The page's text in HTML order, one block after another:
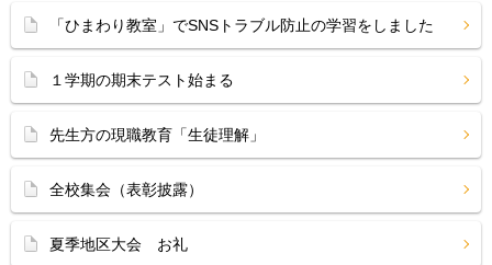
「ひまわり教室」でSNSトラブル防止の学習をしました
１学期の期末テスト始まる
先生方の現職教育「生徒理解」
全校集会（表彰披露）
夏季地区大会 お礼